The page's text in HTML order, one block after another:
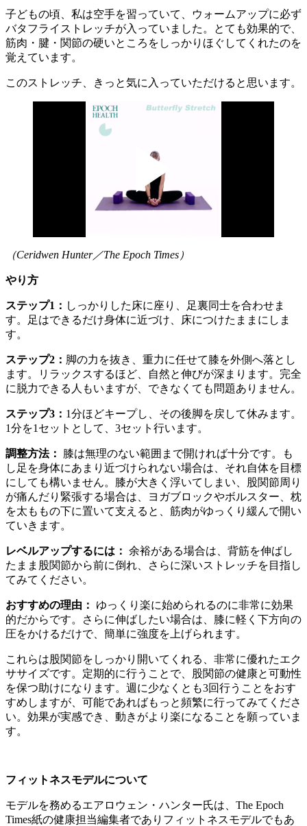
子どもの頃、私は空手を習っていて、ウォームアップに必ず
バタフライストレッチが入っていました。とても効果的で、
筋肉・腱・関節の硬いところをしっかりほぐしてくれたのを
覚えています。
このストレッチ、きっと気に入っていただけると思います。
（Ceridwen Hunter／The Epoch Times）
やり方
ステップ1： しっかりした床に座り、足裏同士を合わせま
す。足はできるだけ身体に近づけ、床につけたままにしま
す。
ステップ2： 脚の力を抜き、重力に任せて膝を外側へ落とし
ます。リラックスするほど、自然と伸びが深まります。完全
に脱力できる人もいますが、できなくても問題ありません。
ステップ3： 1分ほどキープし、その後脚を戻して休みます。
1分を1セットとして、3セット行います。
調整方法：
膝は無理のない範囲まで開ければ十分です。も
し足を身体にあまり近づけられない場合は、それ自体を目標
にしても構いません。膝が大きく浮いてしまい、股関節周り
が痛んだり緊張する場合は、ヨガブロックやボルスター、枕
を太ももの下に置いて支えると、筋肉がゆっくり緩んで開い
ていきます。
レベルアップするには： 余裕がある場合は、背筋を伸ばし
たまま股関節から前に倒れ、さらに深いストレッチを目指し
てみてください。
おすすめの理由：
ゆっくり楽に始められるのに非常に効果
的だからです。さらに伸ばしたい場合は、膝に軽く下方向の
圧をかけるだけで、簡単に強度を上げられます。
これらは股関節をしっかり開いてくれる、非常に優れたエク
ササイズです。定期的に行うことで、股関節の健康と可動性
を保つ助けになります。週に少なくとも3回行うことをおす
すめしますが、可能であればもっと頻繁に行ってみてくださ
い。効果が実感でき、動きがより楽になることを願っていま
す。
フィットネスモデルについて
モデルを務めるエアロウェン・ハンター氏は、The Epoch
Times紙の健康担当編集者でありフィットネスモデルでもあ